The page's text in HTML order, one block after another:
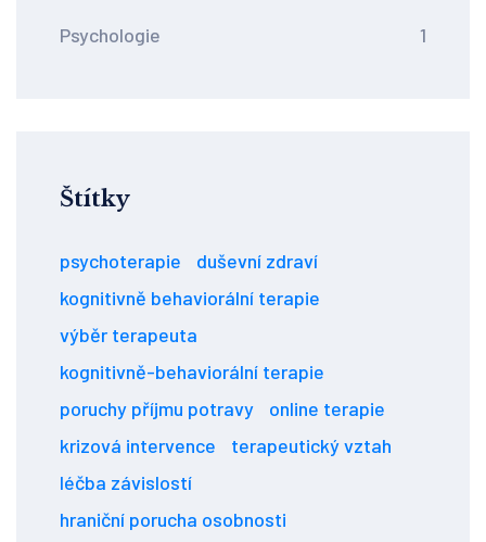
Psychologie 1
Štítky
psychoterapie
duševní zdraví
kognitivně behaviorální terapie
výběr terapeuta
kognitivně-behaviorální terapie
poruchy příjmu potravy
online terapie
krizová intervence
terapeutický vztah
léčba závislostí
hraniční porucha osobnosti